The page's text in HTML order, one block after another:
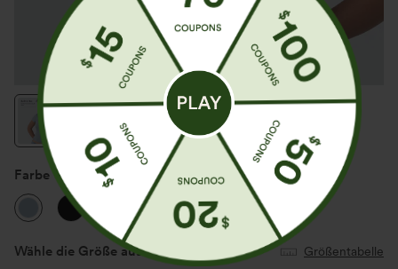
Farbe Celestial Blue
Wähle die Größe aus(US)
Größentabelle